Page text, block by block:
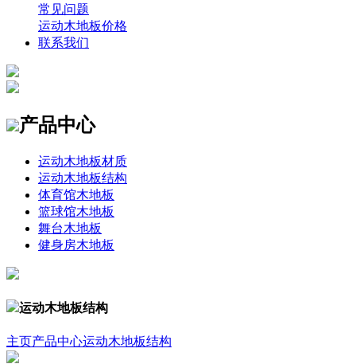
常见问题
运动木地板价格
联系我们
产品中心
运动木地板材质
运动木地板结构
体育馆木地板
篮球馆木地板
舞台木地板
健身房木地板
运动木地板结构
主页产品中心运动木地板结构